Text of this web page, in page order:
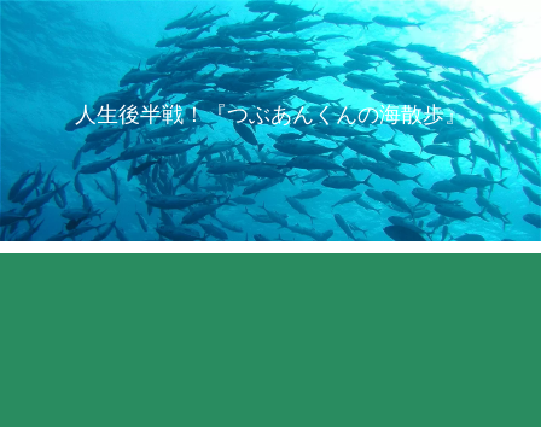
人生後半戦！『つぶあんくんの海散歩』